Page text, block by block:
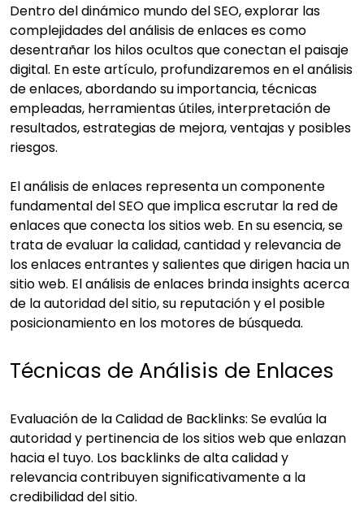
Dentro del dinámico mundo del SEO, explorar las
complejidades del análisis de enlaces es como
desentrañar los hilos ocultos que conectan el paisaje
digital. En este artículo, profundizaremos en el análisis
de enlaces, abordando su importancia, técnicas
empleadas, herramientas útiles, interpretación de
resultados, estrategias de mejora, ventajas y posibles
riesgos.
El análisis de enlaces representa un componente
fundamental del SEO que implica escrutar la red de
enlaces que conecta los sitios web. En su esencia, se
trata de evaluar la calidad, cantidad y relevancia de
los enlaces entrantes y salientes que dirigen hacia un
sitio web. El análisis de enlaces brinda insights acerca
de la autoridad del sitio, su reputación y el posible
posicionamiento en los motores de búsqueda.
Técnicas de Análisis de Enlaces
Evaluación de la Calidad de Backlinks: Se evalúa la
autoridad y pertinencia de los sitios web que enlazan
hacia el tuyo. Los backlinks de alta calidad y
relevancia contribuyen significativamente a la
credibilidad del sitio.